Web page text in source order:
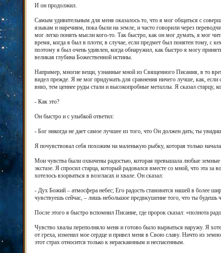
И он продолжил.
Самым удивительным для меня оказалось то, что я мог общаться с
языкам и наречиям, пока были на земле, и часто говорили через
мог легко понять мысли кого-то. Так быстро, как он мог думать, я мог
время, когда я был в плоти; в случае, если предмет был понятен тому, с
поэтому я был очень удивлен, когда обнаружил, как быстро я могу
великая глубина Божественной истины.
Например, многие вещи, узнанные мной из Священного Писания, в то
видел прежде. Я не мог придумать для сравнения ничего лучше, как,
вниз, тем ценнее руды стали и высокопробные металлы. Я сказал старцу,
- Как это?
Он быстро и с улыбкой ответил:
- Бог никогда не дает самое лучшее из того, что Он должен дать; ты
Я почувствовал себя похожим на маленькую рыбку, которая только
Мои чувства были охвачены радостью, которая превышала любые
экстазе. Я спросил старца, который радовался вместе со мной, что эта
хотелось взорваться в возгласах и хвале. Он сказал:
- Дух Божий – атмосфера небес; Его радость становится нашей в более
чувствуешь сейчас, – лишь небольшое предвкушение того, что ты будешь
После этого я быстро вспомнил Писание, где пророк сказал: «полнота
Чувство хвалы переполняло меня и готово было вырваться наружу. Я
от греха, изменил мое сердце и привел меня в Свою славу. Ничто из
этот страх относится только к нераскаянным и неспасенным.